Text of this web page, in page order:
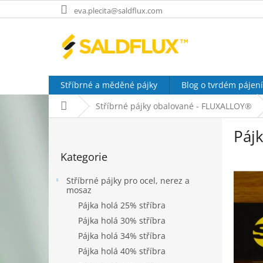
na
eva.plecita@saldflux.com
Stříbrné a měděné pájky Blog o tvrdém pájení
Domů Stříbrné pájky obalované - FLUXALLOY®
kategorie
Kategorie
Stříbrné pájky pro ocel, nerez a
mosaz
Pájka holá 25% stříbra
Pájka holá 30% stříbra
Pájka holá 34% stříbra
Pájka holá 40% stříbra